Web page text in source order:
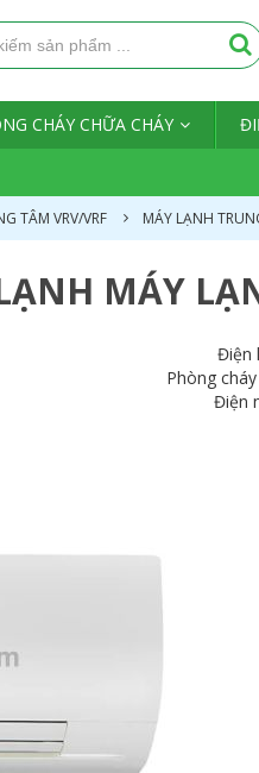
CHÁY CHỮA CHÁY
TÂM VRV/VRF MÁY LẠNH
MÁY
Điện
Phòng
Điện